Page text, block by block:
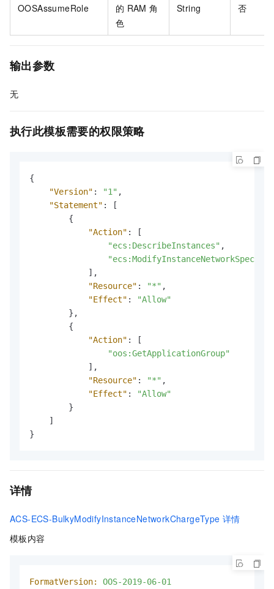
OOSAssumeRole
的 RAM 角
色
String 否
输出参数
无
执行此模板需要的权限策略
{
"Version" : "1" ,
"Statement" :
[
{
"Action" :
[
"ecs:DescribeInstances" ,
"ecs:ModifyInstanceNetworkSpec"
] ,
"Resource" : "*" ,
"Effect" :
"Allow"
} ,
{
"Action" :
[
"oos:GetApplicationGroup"
] ,
"Resource" : "*" ,
"Effect" :
"Allow"
}
]
}
详情
ACS-ECS-BulkyModifyInstanceNetworkChargeType 详情
模板内容
FormatVersion:
OOS-2019-06-01